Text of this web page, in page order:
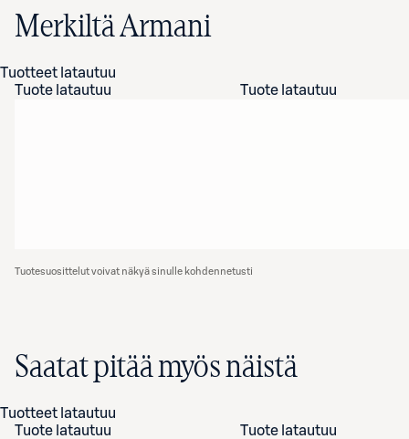
Merkiltä Armani
Tuotteet latautuu
Tuote latautuu
Tuote latautuu
Tuotesuosittelut voivat näkyä sinulle kohdennetusti
Saatat pitää myös näistä
Tuotteet latautuu
Tuote latautuu
Tuote latautuu